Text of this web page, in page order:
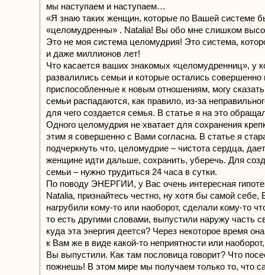
мы наступаем и наступаем…
«Я знаю таких женщин, которые по Вашей системе
«целомудренны» . Natalia! Вы обо мне слишком
Это не моя система целомудрия! Это система,
и даже миллионов лет!
Что касается ваших знакомых «целомудренниц», у
развалились семьи и которые остались совершенно
приспособленные к новым отношениям, могу
семьи распадаются, как правило, из-за
для чего создается семья. В статье я на это
Одного целомудрия не хватает для сохранения
этим я совершенно с Вами согласна. В статье я
подчеркнуть что, целомудрие – чистота сердца,
женщине идти дальше, сохранить, уберечь. Для
семьи – нужно трудиться 24 часа в сутки.
По поводу ЭНЕРГИИ, у Вас очень интересная
Nataliа, признайтесь честно, ну хотя бы самой себе,
нагрубили кому-то или наоборот, сделали кому-то
то есть другими словами, выпустили наружу часть
куда эта энергия деется? Через некоторое время
к Вам же в виде какой-то неприятности или
Вы выпустили. Как там пословица говорит? Что
пожнешь! В этом мире мы получаем только то, что